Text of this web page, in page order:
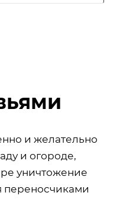
и желательно
и огороде,
уничтожение
переносчиками